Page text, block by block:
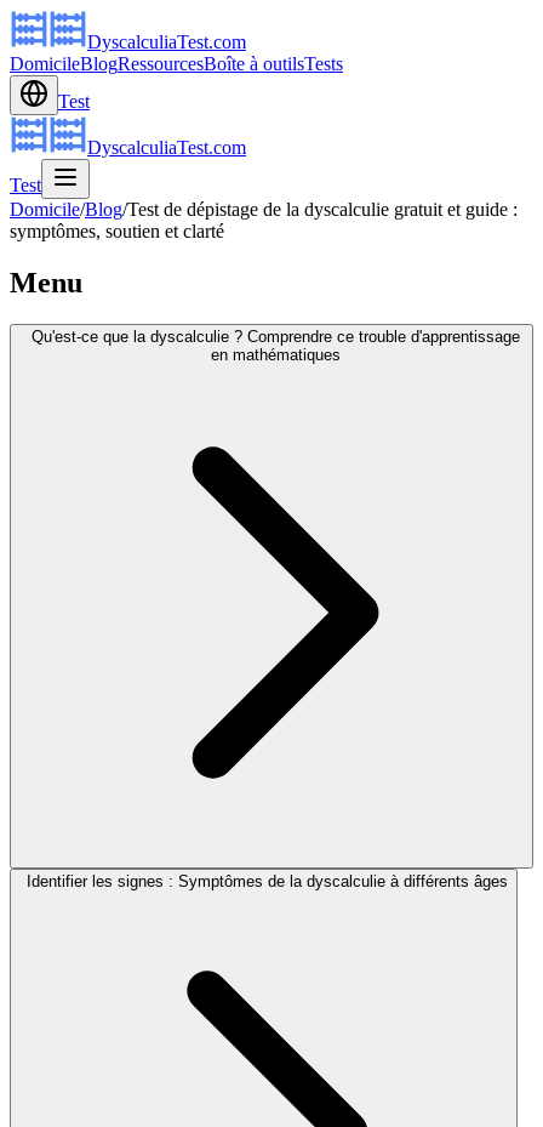
DyscalculiaTest.com
DomicileBlogRessourcesBoîte à outilsTests
Test
DyscalculiaTest.com
Test
Domicile/Blog/Test de dépistage de la dyscalculie gratuit et guide :
symptômes, soutien et clarté
Menu
Qu'est-ce que la dyscalculie ? Comprendre ce trouble d'apprentissage
en mathématiques
Identifier les signes : Symptômes de la dyscalculie à différents âges